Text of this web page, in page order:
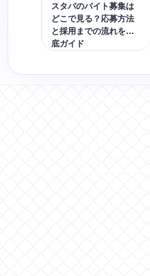
スタバのバイト募集は
どこで見る？応募方法
と採用までの流れを徹
底ガイド